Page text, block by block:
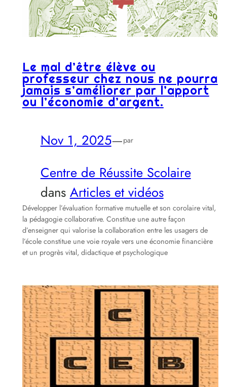
Le mal d’être élève ou
professeur chez nous ne pourra
jamais s’améliorer par l’apport
ou l’économie d’argent.
Nov 1, 2025—par
Centre de Réussite Scolaire
dans Articles et vidéos
Développer l’évaluation formative mutuelle et son corolaire vital,
la pédagogie collaborative. Constitue une autre façon
d’enseigner qui valorise la collaboration entre les usagers de
l’école constitue une voie royale vers une économie financière
et un progrès vital, didactique et psychologique